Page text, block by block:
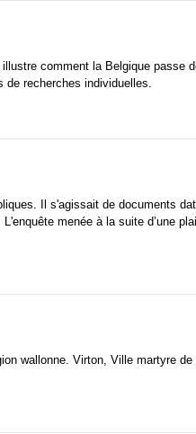
comment la Belgique passe
de recherches individuelles.
Il s'agissait de documents
menée à la suite d’une
wallonne. Virton, Ville martyre